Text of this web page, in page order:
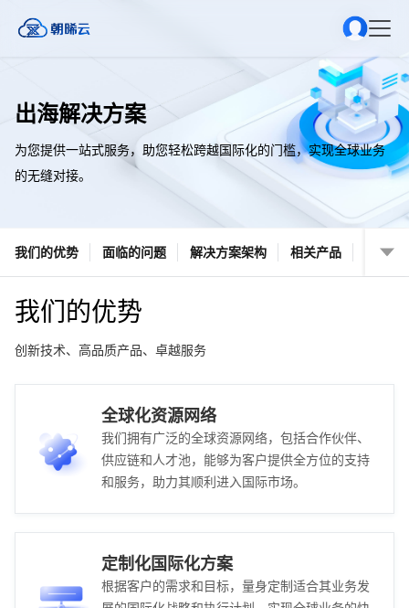
出海解决方案
为您提供一站式服务，助您轻松跨越国际化的门槛，实现全球业务
的无缝对接。
我们的优势 面临的问题 解决方案架构 相关产品
我们的优势
创新技术、高品质产品、卓越服务
全球化资源网络
我们拥有广泛的全球资源网络，包括合作伙伴、
供应链和人才池，能够为客户提供全方位的支持
和服务，助力其顺利进入国际市场。
定制化国际化方案
根据客户的需求和目标，量身定制适合其业务发